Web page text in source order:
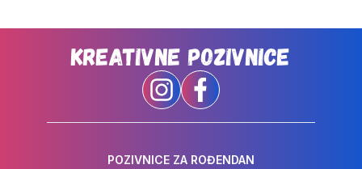
Kreativne Pozivnice
POZIVNICE ZA ROĐENDAN